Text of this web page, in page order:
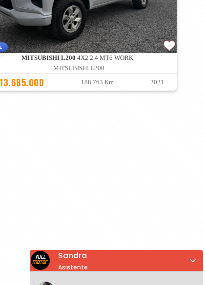
MITSUBISHI L200 4X2 2.4 MT6 WORK
MITSUBISHI L200
188.763 Km 2021
Sandra
Asistente